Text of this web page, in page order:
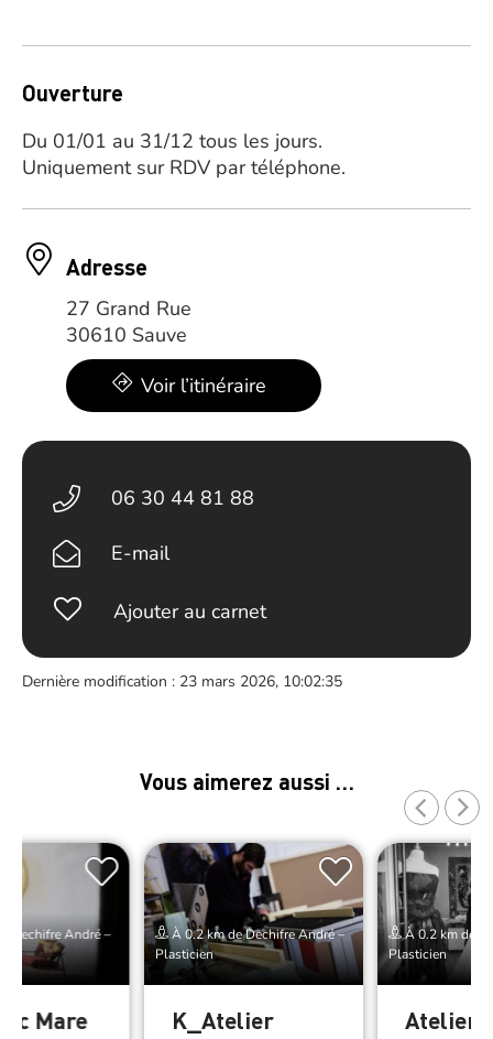
Ouverture
Du 01/01 au 31/12 tous les jours.
Uniquement sur RDV par téléphone.
Adresse
27 Grand Rue
30610 Sauve
Voir l’itinéraire
06 30 44 81 88
E-mail
Ajouter au carnet
Dernière modification : 23 mars 2026, 10:02:35
Vous aimerez aussi …
Dechifre André –
Mare
À 0.2 km de Dechifre André –
Plasticien
K_Atelier
À 0.2 km de
Plasticien
Atelier